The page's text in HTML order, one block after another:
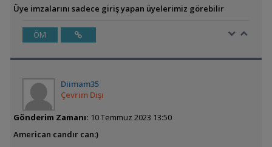
Üye imzalarını sadece giriş yapan üyelerimiz görebilir
ÖM
Diimam35
Çevrim Dışı
Gönderim Zamanı: 10 Temmuz 2023 13:50
American candır can:)